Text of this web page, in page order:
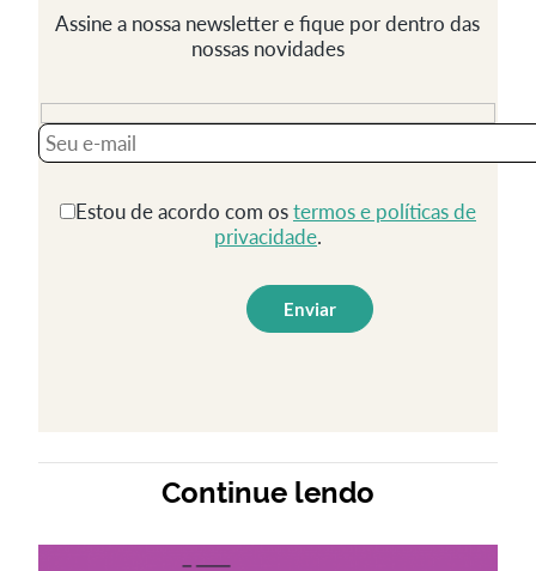
Assine a nossa newsletter e fique por dentro das
nossas novidades
Estou de acordo com ostermos e políticas de
privacidade.
Continue lendo